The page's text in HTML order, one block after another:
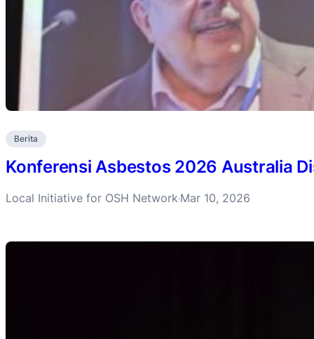
Berita
Konferensi Asbestos 2026 Australia
Local Initiative for OSH Network·Mar 10, 2026